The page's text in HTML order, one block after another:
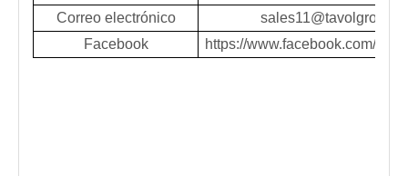
Correo electrónico
Facebook
https://www.facebook.com/